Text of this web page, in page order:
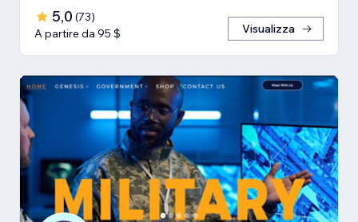
5,0 (73)
A partire da 95 $
Visualizza